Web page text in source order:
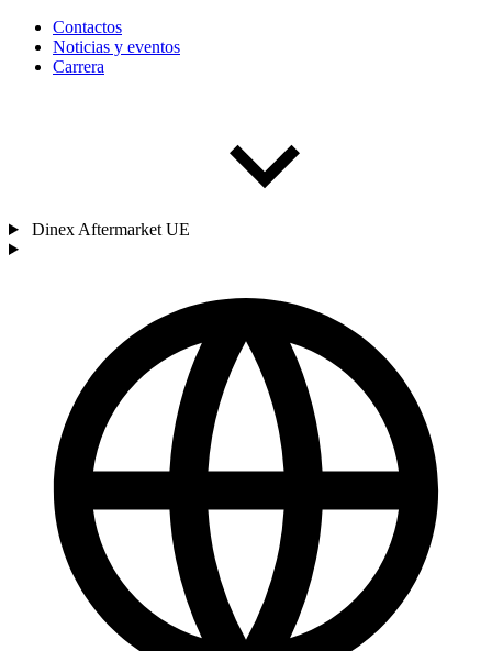
Contactos
Noticias y eventos
Carrera
Dinex Aftermarket UE